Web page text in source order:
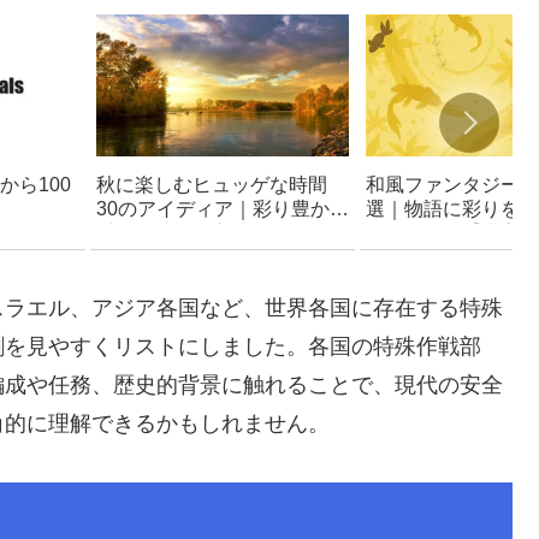
ら100
秋に楽しむヒュッゲな時間
30のアイディア｜彩り豊かな
和風ファンタジー女
選｜物語に彩りを添
一覧】
エル、アジア各国など、世界各国に存在する特殊
見やすくリストにしました。各国の特殊作戦部
や任務、歴史的背景に触れることで、現代の安全
に理解できるかもしれません。